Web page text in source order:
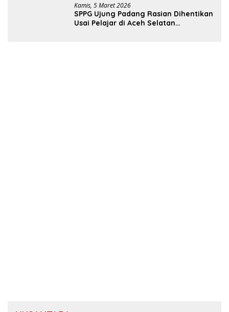
Kamis, 5 Maret 2026
SPPG Ujung Padang Rasian Dihentikan
Usai Pelajar di Aceh Selatan